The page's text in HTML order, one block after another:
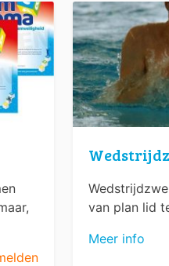
van plan lid
Meer info